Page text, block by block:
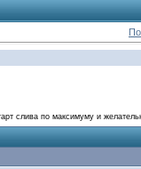
слива по максимуму и